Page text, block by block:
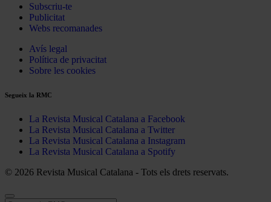
Subscriu-te
Publicitat
Webs recomanades
Avís legal
Política de privacitat
Sobre les cookies
Segueix la RMC
La Revista Musical Catalana a Facebook
La Revista Musical Catalana a Twitter
La Revista Musical Catalana a Instagram
La Revista Musical Catalana a Spotify
© 2026 Revista Musical Catalana - Tots els drets reservats.